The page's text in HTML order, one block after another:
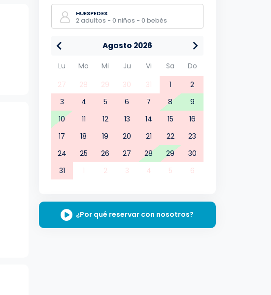
HUESPEDES
2 adultos - 0 niños - 0 bebés
Agosto 2026
Lu Ma Mi Ju Vi Sa
Do
27
28 29 30 31 1
2
3
4 5 6 7 8
9
10
11 12 13 14 15
16
17
18 19 20 21 22
23
24
25 26 27 28 29
30
31
1 2 3 4 5 6
¿Por qué reservar con nosotros?